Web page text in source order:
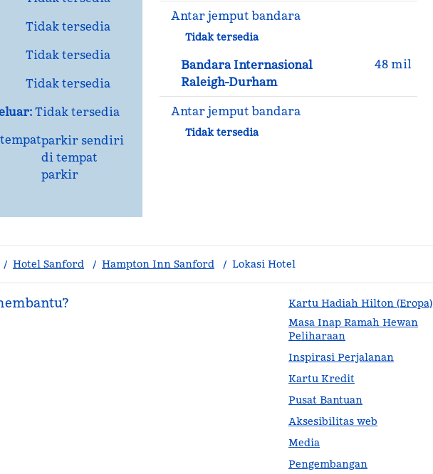
Tidak tersedia
Tidak tersedia
Tidak tersedia
Tidak tersedia
tempatparkir sendiri
di tempat
parkir
Antar jemput bandara
Tidak tersedia
Bandara Internasional
Raleigh-Durham
48 mil
Antar jemput bandara
Tidak tersedia
/ Hotel Sanford / Hampton Inn Sanford / Lokasi Hotel
Kartu Hadiah Hilton (Eropa)
Masa Inap Ramah Hewan
Peliharaan
Inspirasi Perjalanan
Kartu Kredit
Pusat Bantuan
Aksesibilitas web
Media
Pengembangan